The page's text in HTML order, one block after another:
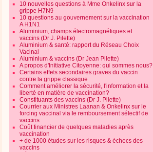
10 nouvelles questions à Mme Onkelinx sur la
grippe H7N9
10 questions au gouvernement sur la vaccination
A H1N1
Aluminium, champs électromagnétiques et
vaccins (Dr J. Pilette)
Aluminium & santé: rapport du Réseau Choix
Vacinal
Aluminium & vaccins (Dr Jean Pilette)
A propos d'Initiative Citoyenne: qui sommes nous?
Certains effets secondaires graves du vaccin
contre la grippe classique
Comment améliorer la sécurité, l'information et la
liberté en matière de vaccination?
Constituants des vaccins (Dr J. Pilette)
Courrier aux Ministres Laanan & Onkelinx sur le
forcing vaccinal via le remboursement sélectif de
vaccins
Coût financier de quelques maladies après
vaccination
+ de 1000 études sur les risques & échecs des
vaccins